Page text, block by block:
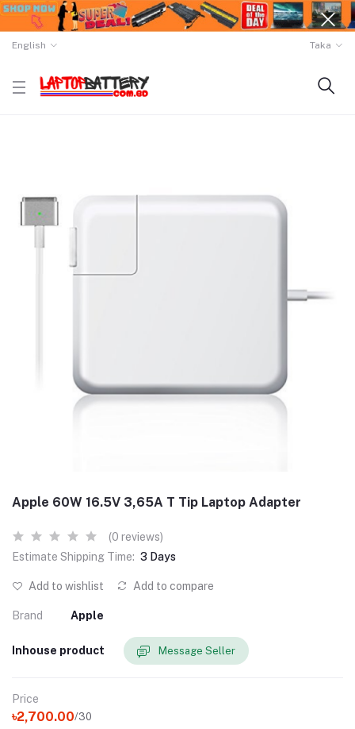
English Taka
Apple 60W 16.5V 3,65A T Tip Laptop Adapter
(0 reviews)
Estimate Shipping Time: 3 Days
Add to wishlist Add to compare
Brand Apple
Inhouse product Message Seller
Price
৳2,700.00/30